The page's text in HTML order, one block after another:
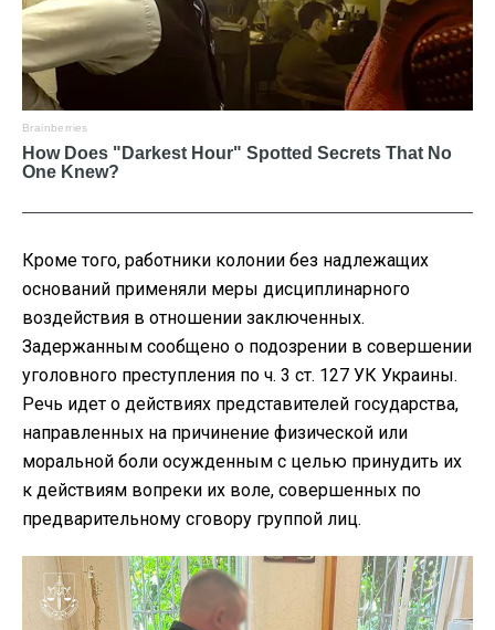
Кроме того, работники колонии без надлежащих
оснований применяли меры дисциплинарного
воздействия в отношении заключенных.
Задержанным сообщено о подозрении в совершении
уголовного преступления по ч. 3 ст. 127 УК Украины.
Речь идет о действиях представителей государства,
направленных на причинение физической или
моральной боли осужденным с целью принудить их
к действиям вопреки их воле, совершенных по
предварительному сговору группой лиц.